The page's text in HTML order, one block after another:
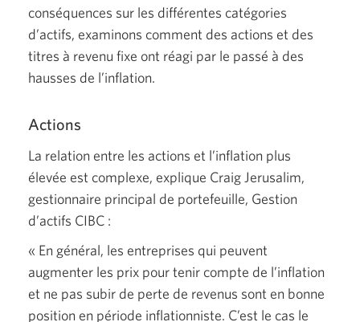
conséquences sur les différentes catégories
d’actifs, examinons comment des actions et des
titres à revenu fixe ont réagi par le passé à des
hausses de l’inflation.
Actions
La relation entre les actions et l’inflation plus
élevée est complexe, explique Craig Jerusalim,
gestionnaire principal de portefeuille, Gestion
d’actifs CIBC :
« En général, les entreprises qui peuvent
augmenter les prix pour tenir compte de l’inflation
et ne pas subir de perte de revenus sont en bonne
position en période inflationniste. C’est le cas le